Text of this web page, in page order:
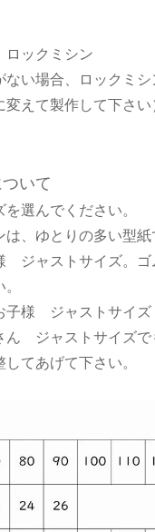
ックミシン
ない場合、ロックミ
えて製作して下さい
いて
選んでください。
、ゆとりの多い型紙
ジャストサイズ。ゴ
子様 ジャストサイズ
ジャストサイズで
てあげて下さい。